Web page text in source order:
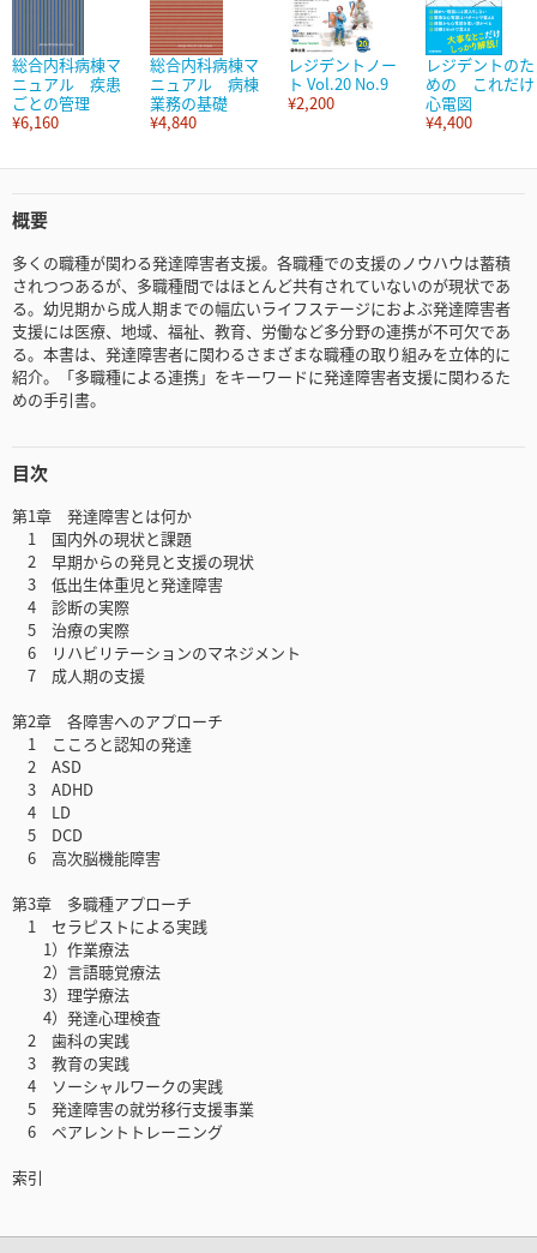
総合内科病棟マ
ニュアル 疾患
ごとの管理
¥6,160
総合内科病棟マ
ニュアル 病棟
業務の基礎
¥4,840
レジデントノー
ト Vol.20 No.9
¥2,200
レジデントのた
めの これだけ
心電図
¥4,400
概要
多くの職種が関わる発達障害者支援。各職種での支援のノウハウは蓄積
されつつあるが、多職種間ではほとんど共有されていないのが現状であ
る。幼児期から成人期までの幅広いライフステージにおよぶ発達障害者
支援には医療、地域、福祉、教育、労働など多分野の連携が不可欠であ
る。本書は、発達障害者に関わるさまざまな職種の取り組みを立体的に
紹介。「多職種による連携」をキーワードに発達障害者支援に関わるた
めの手引書。
目次
第1章 発達障害とは何か
1 国内外の現状と課題
2 早期からの発見と支援の現状
3 低出生体重児と発達障害
4 診断の実際
5 治療の実際
6 リハビリテーションのマネジメント
7 成人期の支援
第2章 各障害へのアプローチ
1 こころと認知の発達
2 ASD
3 ADHD
4 LD
5 DCD
6 高次脳機能障害
第3章 多職種アプローチ
1 セラピストによる実践
1）作業療法
2）言語聴覚療法
3）理学療法
4）発達心理検査
2 歯科の実践
3 教育の実践
4 ソーシャルワークの実践
5 発達障害の就労移行支援事業
6 ペアレントトレーニング
索引